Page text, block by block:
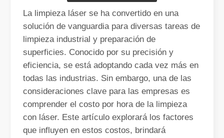
Guía 2026: Cómo las máquinas cortadoras de tubos por láser
La limpieza láser se ha convertido en una
solución de vanguardia para diversas tareas de
limpieza industrial y preparación de
superficies. Conocido por su precisión y
eficiencia, se está adoptando cada vez más en
todas las industrias. Sin embargo, una de las
consideraciones clave para las empresas es
comprender el costo por hora de la limpieza
con láser. Este artículo explorará los factores
que influyen en estos costos, brindará